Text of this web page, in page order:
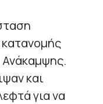
και
για να